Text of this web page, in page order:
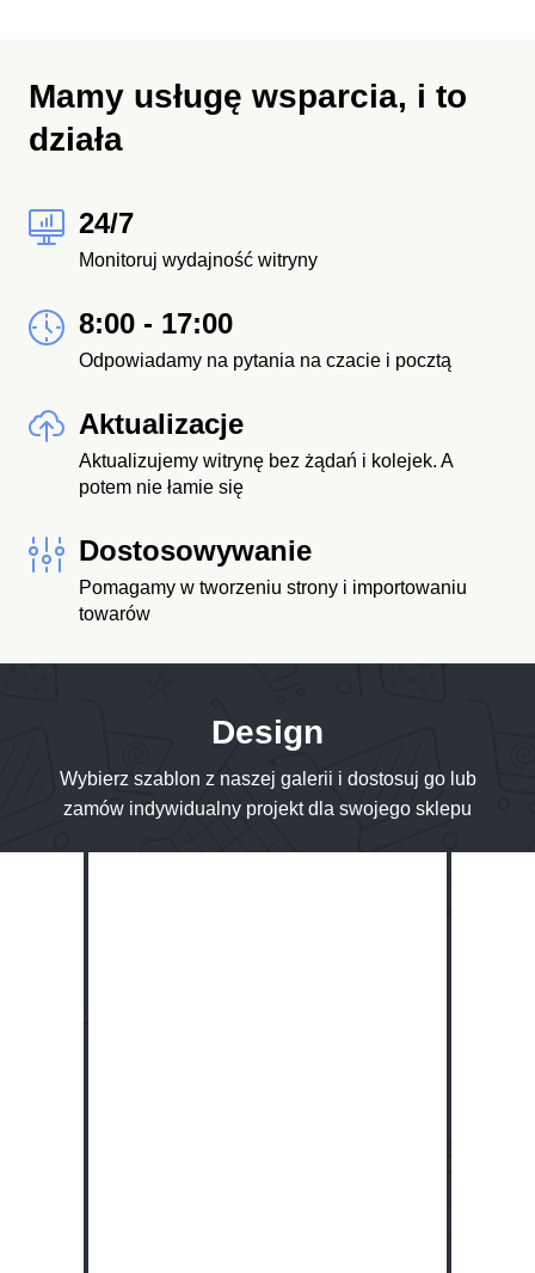
Mamy usługę wsparcia, i to
działa
24/7
Monitoruj wydajność witryny
8:00 - 17:00
Odpowiadamy na pytania na czacie i pocztą
Aktualizacje
Aktualizujemy witrynę bez żądań i kolejek. A
potem nie łamie się
Dostosowywanie
Pomagamy w tworzeniu strony i importowaniu
towarów
Design
Wybierz szablon z naszej galerii i dostosuj go lub
zamów indywidualny projekt dla swojego sklepu